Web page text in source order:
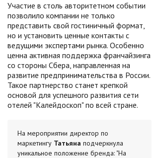
Участие в столь авторитетном событии
позволило компании не только
представить свой гостиничный формат,
но и установить ценные контакты с
ведущими экспертами рынка. Особенно
ценна активная поддержка франчайзинга
со стороны Сбера, направленная на
развитие предпринимательства в России.
Такое партнерство станет крепкой
основой для успешного развития сети
отелей "Калейдоскоп" по всей стране.
На мероприятии директор по
маркетингу Татьяна подчеркнула
уникальное положение бренда: "На